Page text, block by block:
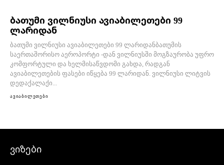
ბათუმი ვილნიუსი ავიაბილეთები 99
ლარიდან
ბათუმი ვილნიუსი ავიაბილეთები 99 ლარიდანბათუმის
საერთაშორისო აეროპორტი -დან ვილნიუსში მოგზაურობა უფრო
კომფორტული და ხელმისაწვდომი გახდა, რადგან
ავიაბილეთების ფასები იწყება 99 ლარიდან. ვილნიუსი ლიტვის
დედაქალაქი...
ავიაბილეთები
ვიზები